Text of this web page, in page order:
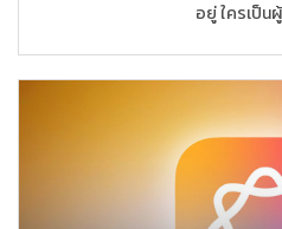
อยู่ ใครเป็น